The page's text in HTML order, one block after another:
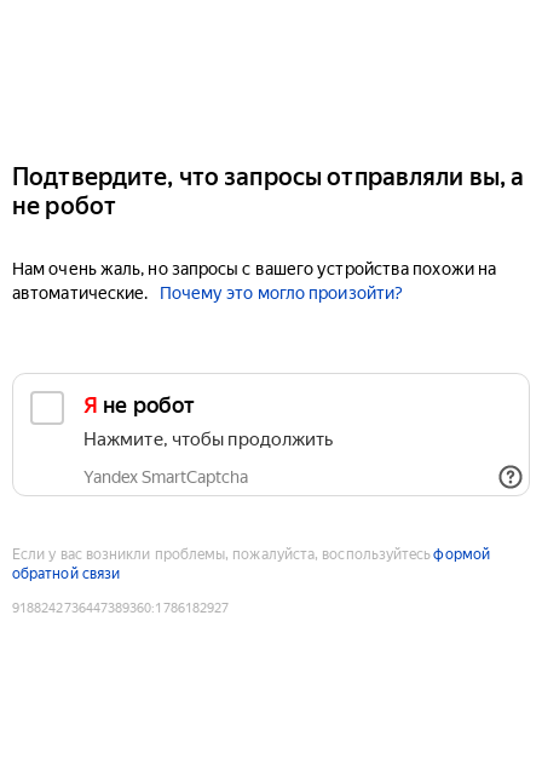
Подтвердите, что запросы отправляли вы, а
не робот
Нам очень жаль, но запросы с вашего устройства похожи на
автоматические.
Почему это могло произойти?
Я не робот
Нажмите, чтобы продолжить
Yandex SmartCaptcha
Если у вас возникли проблемы, пожалуйста, воспользуйтесьформой
обратной связи
9188242736447389360:1786182927